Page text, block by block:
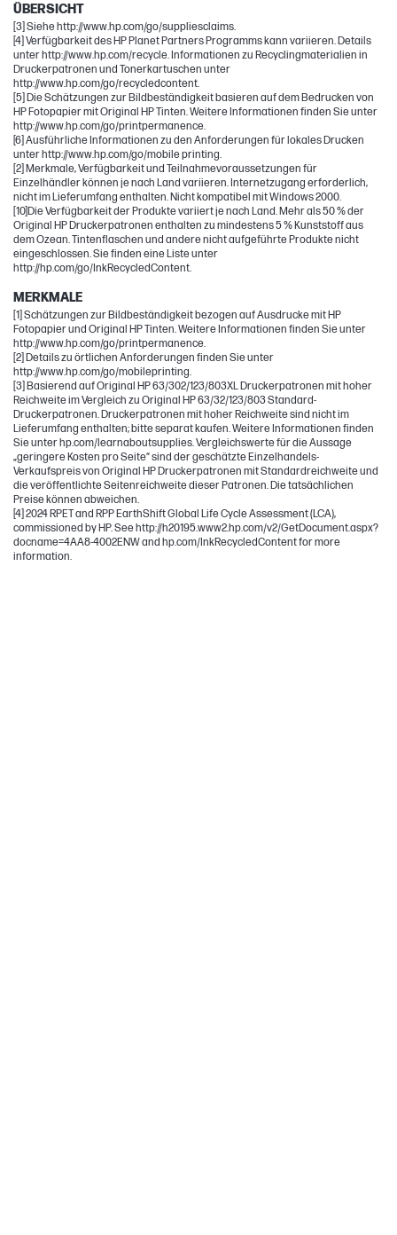
ÜBERSICHT
[3] Siehe http://www.hp.com/go/suppliesclaims.
[4] Verfügbarkeit des HP Planet Partners Programms kann variieren. Details
unter http://www.hp.com/recycle. Informationen zu Recyclingmaterialien in
Druckerpatronen und Tonerkartuschen unter
http://www.hp.com/go/recycledcontent.
[5] Die Schätzungen zur Bildbeständigkeit basieren auf dem Bedrucken von
HP Fotopapier mit Original HP Tinten. Weitere Informationen finden Sie unter
http://www.hp.com/go/printpermanence.
[6] Ausführliche Informationen zu den Anforderungen für lokales Drucken
unter http://www.hp.com/go/mobile printing.
[2] Merkmale, Verfügbarkeit und Teilnahmevoraussetzungen für
Einzelhändler können je nach Land variieren. Internetzugang erforderlich,
nicht im Lieferumfang enthalten. Nicht kompatibel mit Windows 2000.
[10]Die Verfügbarkeit der Produkte variiert je nach Land. Mehr als 50 % der
Original HP Druckerpatronen enthalten zu mindestens 5 % Kunststoff aus
dem Ozean. Tintenflaschen und andere nicht aufgeführte Produkte nicht
eingeschlossen. Sie finden eine Liste unter
http://hp.com/go/InkRecycledContent.
MERKMALE
[1] Schätzungen zur Bildbeständigkeit bezogen auf Ausdrucke mit HP
Fotopapier und Original HP Tinten. Weitere Informationen finden Sie unter
http://www.hp.com/go/printpermanence.
[2] Details zu örtlichen Anforderungen finden Sie unter
http://www.hp.com/go/mobileprinting.
[3] Basierend auf Original HP 63/302/123/803XL Druckerpatronen mit hoher
Reichweite im Vergleich zu Original HP 63/32/123/803 Standard-
Druckerpatronen. Druckerpatronen mit hoher Reichweite sind nicht im
Lieferumfang enthalten; bitte separat kaufen. Weitere Informationen finden
Sie unter hp.com/learnaboutsupplies. Vergleichswerte für die Aussage
„geringere Kosten pro Seite“ sind der geschätzte Einzelhandels-
Verkaufspreis von Original HP Druckerpatronen mit Standardreichweite und
die veröffentlichte Seitenreichweite dieser Patronen. Die tatsächlichen
Preise können abweichen.
[4] 2024 RPET and RPP EarthShift Global Life Cycle Assessment (LCA),
commissioned by HP. See http://h20195.www2.hp.com/v2/GetDocument.aspx?
docname=4AA8-4002ENW and hp.com/InkRecycledContent for more
information.